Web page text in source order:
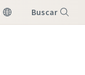
Buscar